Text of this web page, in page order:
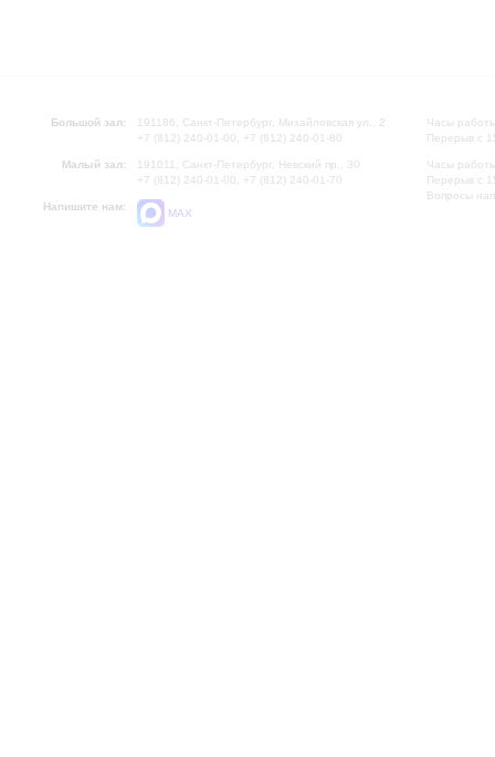
Большой зал:
191186, Санкт-Петербург, Михайловская ул., 2
+7 (812) 240-01-00, +7 (812) 240-01-80
Малый зал:
191011, Санкт-Петербург, Невский пр., 30
+7 (812) 240-01-00, +7 (812) 240-01-70
Напишите нам:
MAX
Часы
Перерыв с
Часы
Перерыв с
Вопросы